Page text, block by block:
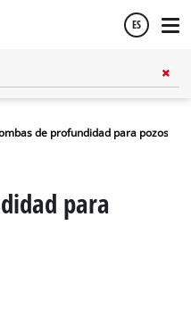
ES
de profundidad para pozos
para